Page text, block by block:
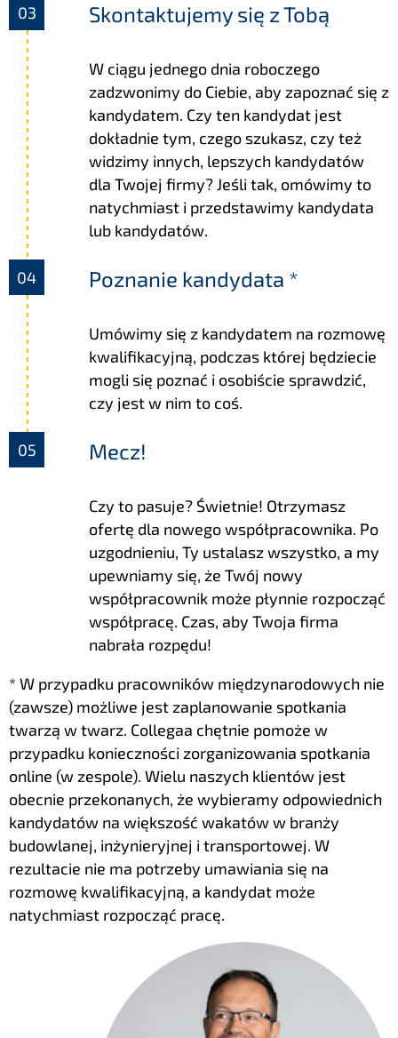
Skontaktujemy się z Tobą
W ciągu jednego dnia roboczego
zadzwonimy do Ciebie, aby zapoznać się z
kandydatem. Czy ten kandydat jest
dokładnie tym, czego szukasz, czy też
widzimy innych, lepszych kandydatów
dla Twojej firmy? Jeśli tak, omówimy to
natychmiast i przedstawimy kandydata
lub kandydatów.
Poznanie kandydata *
Umówimy się z kandydatem na rozmowę
kwalifikacyjną, podczas której będziecie
mogli się poznać i osobiście sprawdzić,
czy jest w nim to coś.
Mecz!
Czy to pasuje? Świetnie! Otrzymasz
ofertę dla nowego współpracownika. Po
uzgodnieniu, Ty ustalasz wszystko, a my
upewniamy się, że Twój nowy
współpracownik może płynnie rozpocząć
współpracę. Czas, aby Twoja firma
nabrała rozpędu!
* W przypadku pracowników międzynarodowych nie
(zawsze) możliwe jest zaplanowanie spotkania
twarzą w twarz. Collegaa chętnie pomoże w
przypadku konieczności zorganizowania spotkania
online (w zespole). Wielu naszych klientów jest
obecnie przekonanych, że wybieramy odpowiednich
kandydatów na większość wakatów w branży
budowlanej, inżynieryjnej i transportowej. W
rezultacie nie ma potrzeby umawiania się na
rozmowę kwalifikacyjną, a kandydat może
natychmiast rozpocząć pracę.